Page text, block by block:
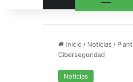
Inicio / Noticias /
Ciberseguridad
Noticias